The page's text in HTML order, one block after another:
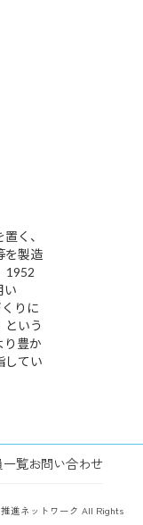
く、
を製造
1952
い
りに
という
り豊か
してい
一覧お問い合わせ
進ネットワーク All Rights